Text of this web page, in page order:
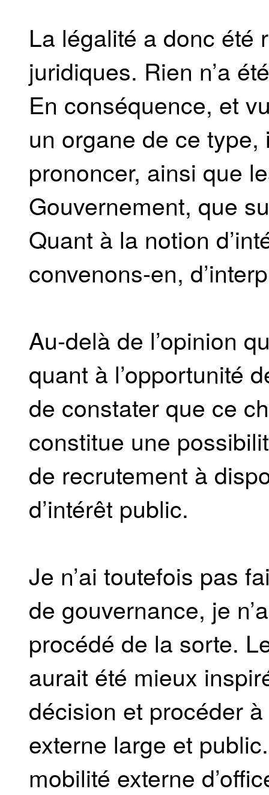
La légalité a donc été
juridiques. Rien n’a
En conséquence, et
un organe de ce type,
prononcer, ainsi que
Gouvernement, que
Quant à la notion
convenons-en,
Au-delà de l’opinion
quant à l’opportunité
de constater que ce
constitue une
de recrutement à
d’intérêt public.
Je n’ai toutefois pas
de gouvernance, je
procédé de la sorte.
aurait été mieux
décision et procéder
externe large et
mobilité externe